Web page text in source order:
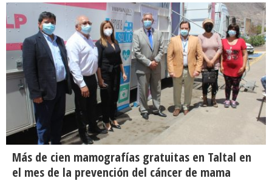
Más de cien mamografías gratuitas en Taltal en
el mes de la prevención del cáncer de mama